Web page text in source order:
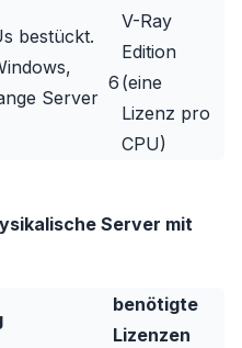
bestückt.
Server
6
V-Ray
Edition
(eine
Lizenz pro
CPU)
Server mit
benötigte
Lizenzen